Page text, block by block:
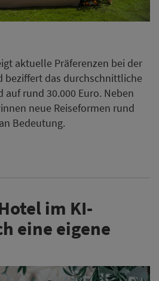
aktuelle Präferenzen bei der
beziffert das durchschnittliche
rund 30.000 Euro. Neben
neue Reiseformen rund
Bedeutung.
im KI-
eine eigene